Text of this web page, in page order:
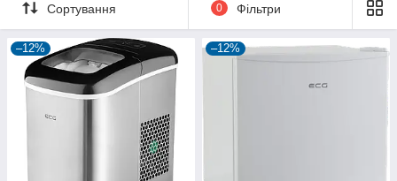
Сортування 0 Фільтри
–12% –12%